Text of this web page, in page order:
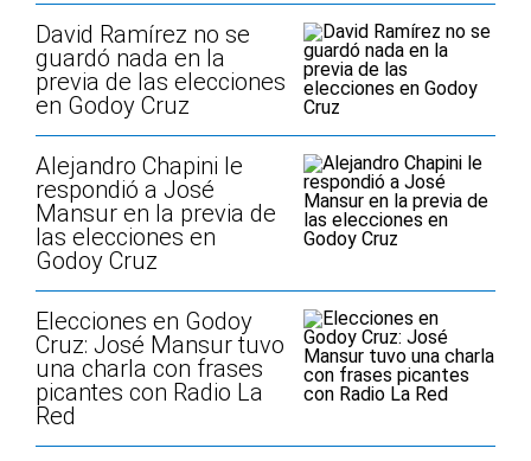
David Ramírez no se
guardó nada en la
previa de las elecciones
en Godoy Cruz
Alejandro Chapini le
respondió a José
Mansur en la previa de
las elecciones en
Godoy Cruz
Elecciones en Godoy
Cruz: José Mansur tuvo
una charla con frases
picantes con Radio La
Red